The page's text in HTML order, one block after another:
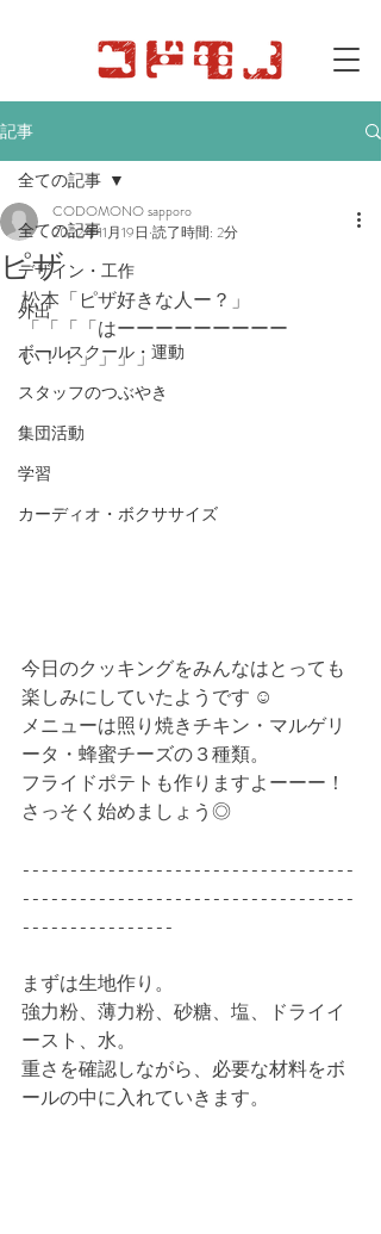
記事
全ての記事
デザイン・工作
外出
ボールスクール・運動
スタッフのつぶやき
集団活動
学習
カーディオ・ボクササイズ
全ての記事
ピザ
CODOMONO sapporo
2022年11月19日 読了時間: 2分
松本「ピザ好きな人ー？」
「「「「はーーーーーーーーー
い！！」」」」
今日のクッキングをみんなはとっても
楽しみにしていたようです ☺︎
メニューは照り焼きチキン・マルゲリ
ータ・蜂蜜チーズの３種類。
フライドポテトも作りますよーーー！
さっそく始めましょう◎
-----------------------------------
-----------------------------------
----------------
まずは生地作り。
強力粉、薄力粉、砂糖、塩、ドライイ
ースト、水。
重さを確認しながら、必要な材料をボ
ールの中に入れていきます。